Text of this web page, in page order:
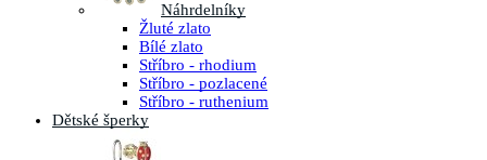
Náhrdelníky
Žluté zlato
Bílé zlato
Stříbro - rhodium
Stříbro - pozlacené
Stříbro - ruthenium
Dětské šperky